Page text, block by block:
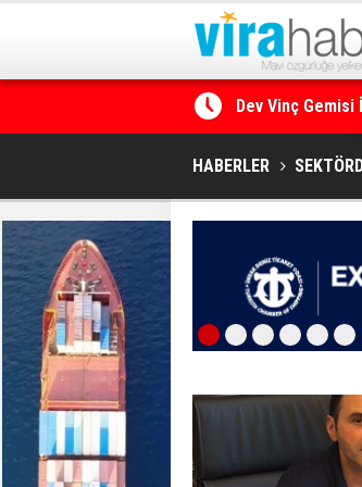
Dev Vinç
Ege Denizi’nin
HABERLER